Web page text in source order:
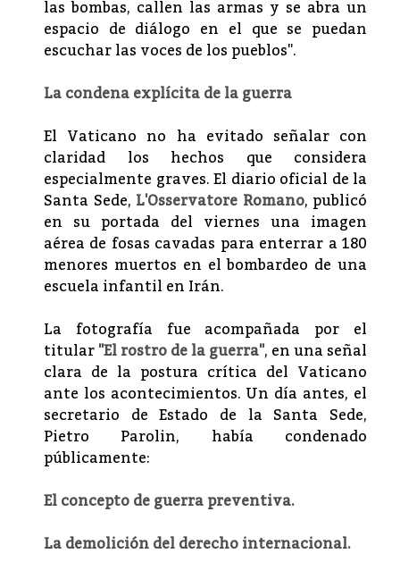
las bombas, callen las armas y se abra un
espacio de diálogo en el que se puedan
escuchar las voces de los pueblos".
La condena explícita de la guerra
El Vaticano no ha evitado señalar con
claridad los hechos que considera
especialmente graves. El diario oficial de la
Santa Sede, L'Osservatore Romano, publicó
en su portada del viernes una imagen
aérea de fosas cavadas para enterrar a 180
menores muertos en el bombardeo de una
escuela infantil en Irán.
La fotografía fue acompañada por el
titular"El rostro de la guerra", en una señal
clara de la postura crítica del Vaticano
ante los acontecimientos. Un día antes, el
secretario de Estado de la Santa Sede,
Pietro Parolin, había condenado
públicamente:
El concepto de guerra preventiva.
La demolición del derecho internacional.